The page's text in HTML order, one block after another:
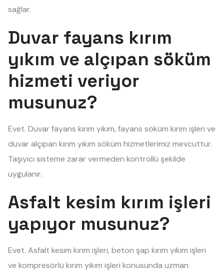
sağlar.
Duvar fayans kırım
yıkım ve alçıpan söküm
hizmeti veriyor
musunuz?
Evet. Duvar fayans kırım yıkım, fayans söküm kırım işleri ve
duvar alçıpan kırım yıkım söküm hizmetlerimiz mevcuttur.
Taşıyıcı sisteme zarar vermeden kontrollü şekilde
uygulanır.
Asfalt kesim kırım işleri
yapıyor musunuz?
Evet. Asfalt kesim kırım işleri, beton şap kırım yıkım işleri
ve kompresörlü kırım yıkım işleri konusunda uzman